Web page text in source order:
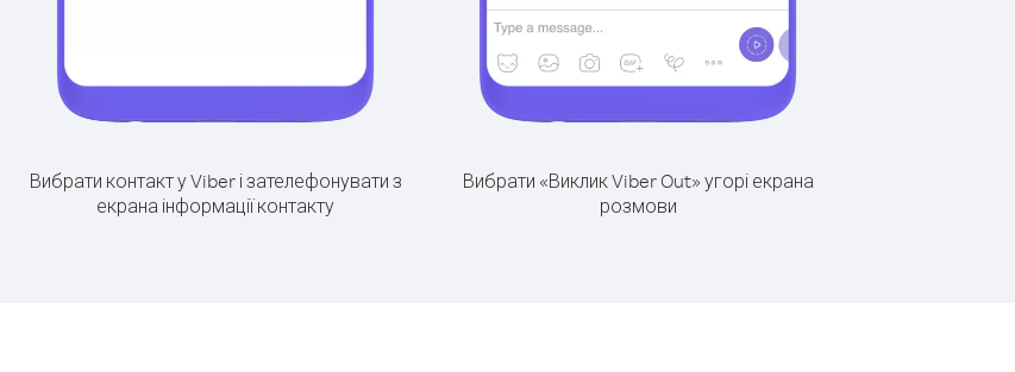
Вибрати контакт у Viber і зателефонувати з
екрана інформації контакту
Вибрати «Виклик Viber Out» угорі екрана
розмови